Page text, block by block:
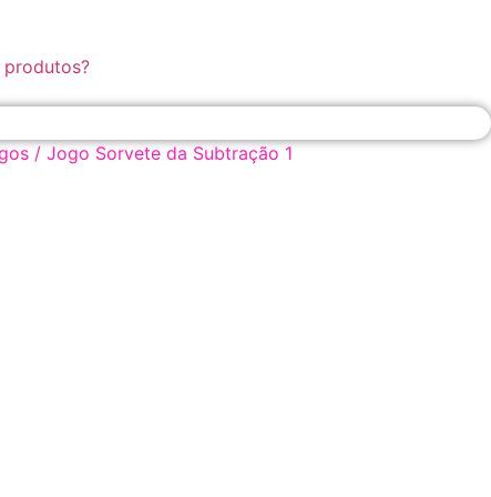
/ Jogo Sorvete da Subtração 1